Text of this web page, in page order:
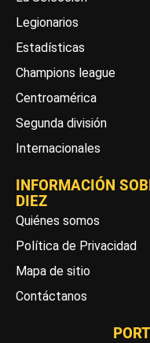
Legionarios
Estadísticas
Champions league
Centroamérica
Segunda división
Internacionales
INFORMACIÓN
DIEZ
Quiénes somos
Política de Privacidad
Mapa de sitio
Contáctanos